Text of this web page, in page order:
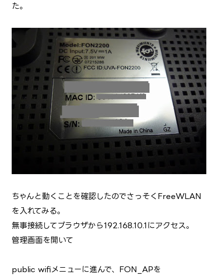
た。
ちゃんと動くことを確認したのでさっそくFreeWLAN
を入れてみる。
無事接続してブラウザから192.168.10.1にアクセス。
管理画面を開いて
public wifiメニューに進んで、FON_APを